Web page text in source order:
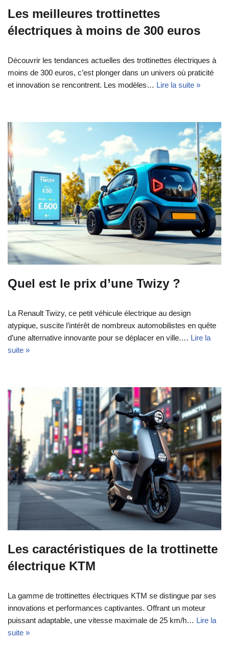
Les meilleures trottinettes
électriques à moins de 300 euros
Découvrir les tendances actuelles des trottinettes électriques à
moins de 300 euros, c’est plonger dans un univers où praticité
et innovation se rencontrent. Les modèles… Lire la suite »
Quel est le prix d’une Twizy ?
La Renault Twizy, ce petit véhicule électrique au design
atypique, suscite l’intérêt de nombreux automobilistes en quête
d’une alternative innovante pour se déplacer en ville.… Lire la
suite »
Les caractéristiques de la trottinette
électrique KTM
La gamme de trottinettes électriques KTM se distingue par ses
innovations et performances captivantes. Offrant un moteur
puissant adaptable, une vitesse maximale de 25 km/h… Lire la
suite »